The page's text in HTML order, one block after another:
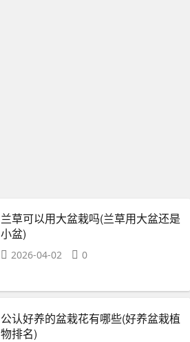
兰草可以用大盆栽吗(兰草用大盆还是
小盆)
2026-04-02 0
公认好养的盆栽花有哪些(好养盆栽植
物排名)